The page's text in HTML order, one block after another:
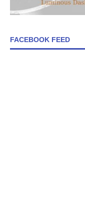
FACEBOOK FEED